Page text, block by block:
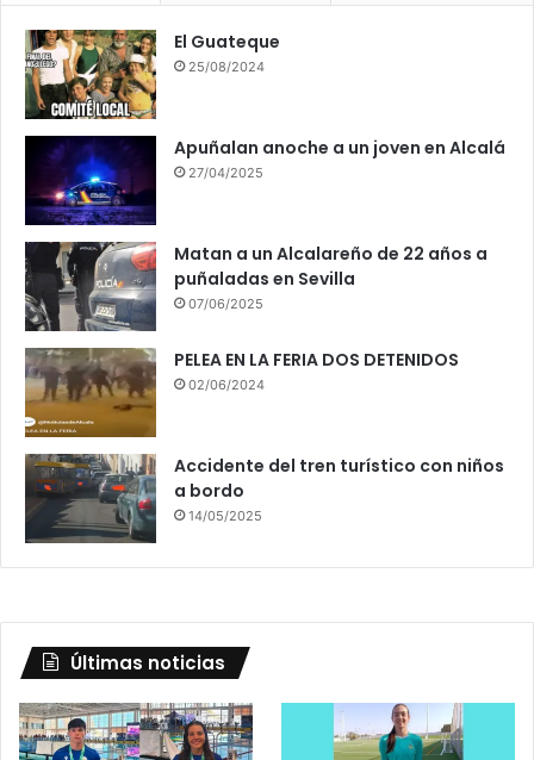
El Guateque
25/08/2024
Apuñalan anoche a un joven en Alcalá
27/04/2025
Matan a un Alcalareño de 22 años a
puñaladas en Sevilla
07/06/2025
PELEA EN LA FERIA DOS DETENIDOS
02/06/2024
Accidente del tren turístico con niños
a bordo
14/05/2025
Últimas noticias